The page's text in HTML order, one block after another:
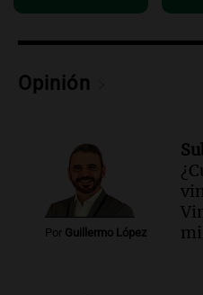
Una mañana para
Audio.
Panorama Federal
Episodios
Opinión
Por Guillermo López